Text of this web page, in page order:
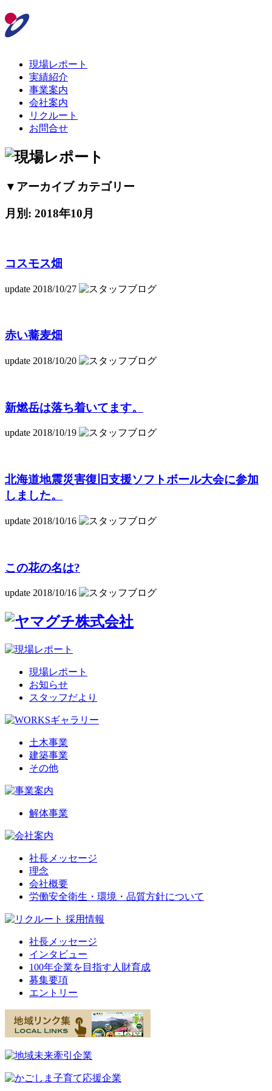
現場レポート
実績紹介
事業案内
会社案内
リクルート
お問合せ
▼アーカイブ カテゴリー
月別: 2018年10月
コスモス畑
update 2018/10/27
赤い蕎麦畑
update 2018/10/20
新燃岳は落ち着いてます。
update 2018/10/19
北海道地震災害復旧支援ソフトボール大会に参加
しました。
update 2018/10/16
この花の名は?
update 2018/10/16
現場レポート
お知らせ
スタッフだより
土木事業
建築事業
その他
解体事業
社長メッセージ
理念
会社概要
労働安全衛生・環境・品質方針について
社長メッセージ
インタビュー
100年企業を目指す人財育成
募集要項
エントリー